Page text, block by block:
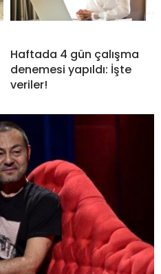
Haftada 4 gün çalışma
denemesi yapıldı: İşte
veriler!